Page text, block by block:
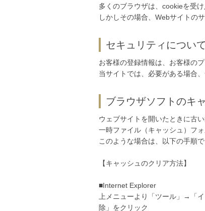
多くのブラウザは、cookieを受
しかしその場合、Webサイトの
セキュリティについて
お客様の登録情報は、お客様の
当サイトでは、必要がある場合
ブラウザソフトのキ
ウェブサイトを開いたときに古
一時ファイル（キャッシュ）フ
このような場合は、以下の手順
【キャッシュのクリア方法】
■Internet Explorer
上メニューより「ツール」→「
除」をクリック